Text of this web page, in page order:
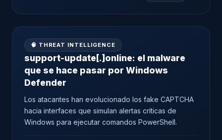
🧠 THREAT INTELLIGENCE
support-update[.]online: el malware
que se hace pasar por Windows
Defender
Los atacantes han evolucionado los fake CAPTCHA
hacia interfaces que simulan alertas críticas de
Windows para ejecutar comandos PowerShell.